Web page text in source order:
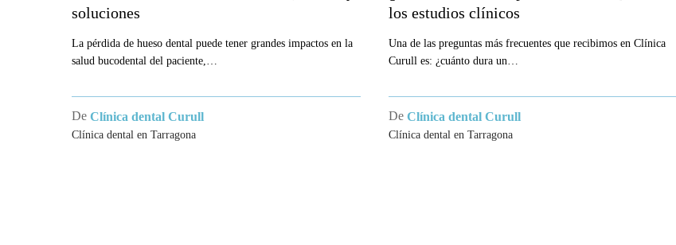
soluciones
La pérdida de hueso dental puede tener grandes impactos en la
salud bucodental del paciente,…
De Clínica dental Curull
Clínica dental en Tarragona
los estudios clínicos
Una de las preguntas más frecuentes que recibimos en Clínica
Curull es: ¿cuánto dura un…
DeClínica dental Curull
Clínica dental en Tarragona